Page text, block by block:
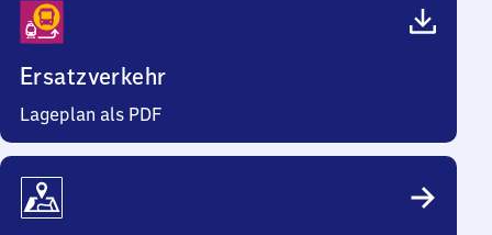
Ersatzverkehr
Lageplan als PDF